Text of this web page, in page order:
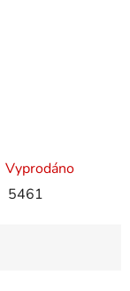
Vyprodáno
5461